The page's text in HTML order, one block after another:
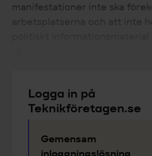
manifestationer inte ska
Logga in på
Teknikföretagen.se
Gemensam